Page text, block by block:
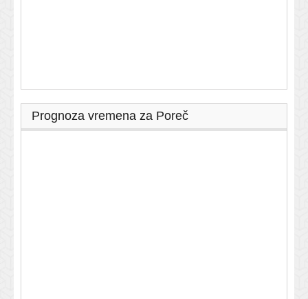
Prognoza vremena za Poreč